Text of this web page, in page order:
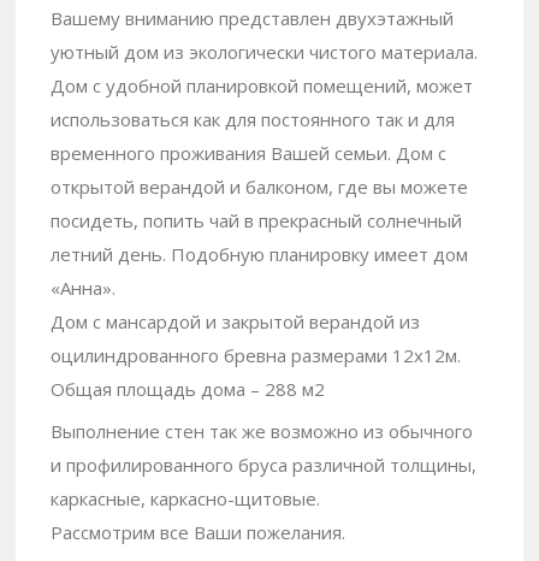
Вашему вниманию представлен двухэтажный
уютный дом из экологически чистого материала.
Дом с удобной планировкой помещений, может
использоваться как для постоянного так и для
временного проживания Вашей семьи. Дом с
открытой верандой и балконом, где вы можете
посидеть, попить чай в прекрасный солнечный
летний день. Подобную планировку имеет дом
«Анна».
Дом с мансардой и закрытой верандой из
оцилиндрованного бревна размерами 12х12м.
Общая площадь дома – 288 м2
Выполнение стен так же возможно из обычного
и профилированного бруса различной толщины,
каркасные, каркасно-щитовые.
Рассмотрим все Ваши пожелания.